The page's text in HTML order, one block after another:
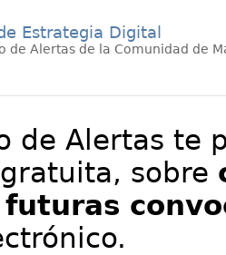
Estrategia Digital
de Alertas de la Comunidad de
de Alertas te
sobre
futuras